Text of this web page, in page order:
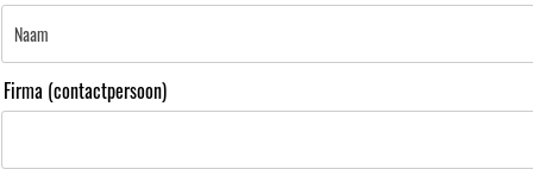
Firma (contactpersoon)